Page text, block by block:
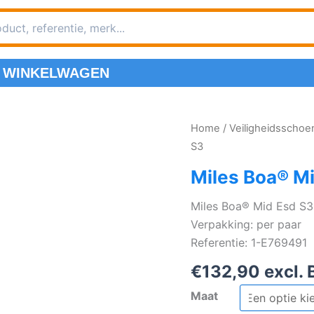
WINKELWAGEN
Home /
S3
Miles Boa®
Miles Boa® Mid Esd
Verpakking: per paar
Referentie: 1-E769491
€132,90 excl.
Maat